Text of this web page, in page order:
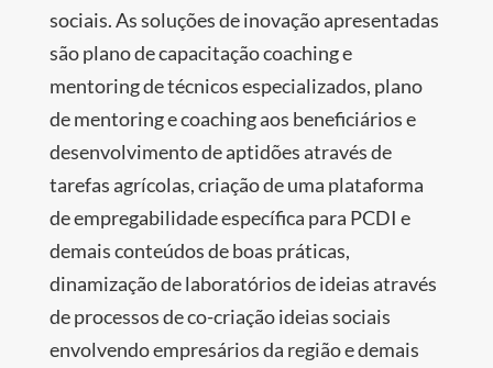
sociais. As soluções de inovação apresentadas
são plano de capacitação coaching e
mentoring de técnicos especializados, plano
de mentoring e coaching aos beneficiários e
desenvolvimento de aptidões através de
tarefas agrícolas, criação de uma plataforma
de empregabilidade específica para PCDI e
demais conteúdos de boas práticas,
dinamização de laboratórios de ideias através
de processos de co-criação ideias sociais
envolvendo empresários da região e demais